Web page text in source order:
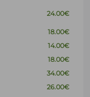
24.00€
18.00€
14.00€
18.00€
34.00€
26.00€